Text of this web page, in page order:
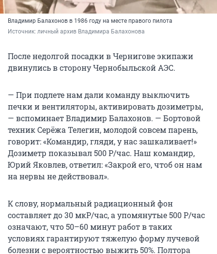
Владимир Балахонов в 1986 году на месте правого пилота
Источник: личный архив Владимира Балахонова
После недолгой посадки в Чернигове экипажи
двинулись в сторону Чернобыльской АЭС.
— При подлете нам дали команду выключить
печки и вентиляторы, активировать дозиметры,
— вспоминает Владимир Балахонов. — Бортовой
техник Серёжа Телегин, молодой совсем парень,
говорит: «Командир, гляди, у нас зашкаливает!»
Дозиметр показывал 500 Р/час. Наш командир,
Юрий Яковлев, ответил: «Закрой его, чтоб он нам
на нервы не действовал».
К слову, нормальный радиационный фон
составляет до 30 мкР/час, а упомянутые 500 Р/час
означают, что 50–60 минут работ в таких
условиях гарантируют тяжелую форму лучевой
болезни с вероятностью выжить 50%. Полтора